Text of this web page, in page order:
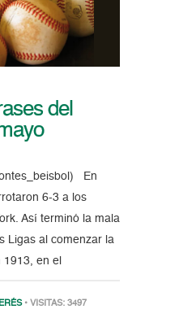
del
En
6-3 a los
Así terminó la mala
Ligas al comenzar la
en el
• VISITAS: 3497